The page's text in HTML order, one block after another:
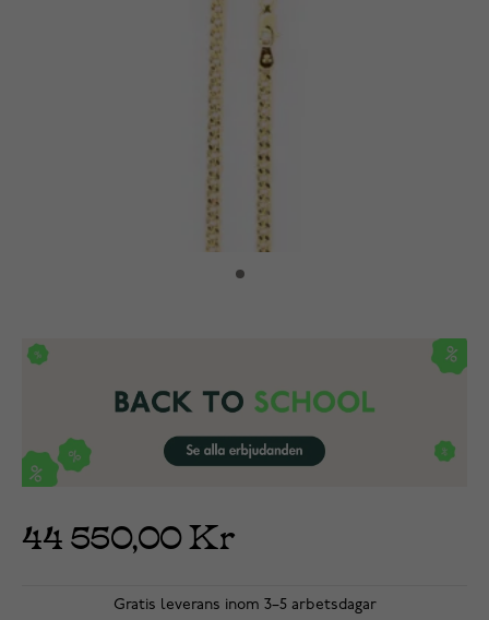
44 550,00 Kr
Gratis leverans inom 3–5 arbetsdagar